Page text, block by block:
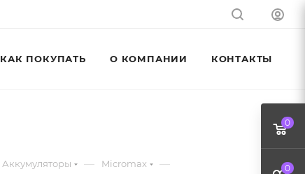
КАК ПОКУПАТЬ О КОМПАНИИ КОНТАКТЫ
Аккумуляторы — Micromax —
0
0